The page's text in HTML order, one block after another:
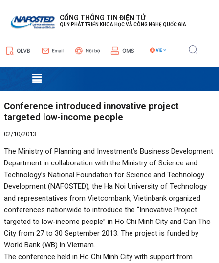
CỔNG THÔNG TIN ĐIỆN TỬ
QUỸ PHÁT TRIỂN KHOA HỌC VÀ CÔNG NGHỆ QUỐC GIA
Menu
Conference introduced innovative project
targeted low-income people
02/10/2013
The Ministry of Planning and Investment’s Business Development
Department in collaboration with the Ministry of Science and
Technology’s National Foundation for Science and Technology
Development (NAFOSTED), the Ha Noi University of Technology
and representatives from Vietcombank, Vietinbank organized
conferences nationwide to introduce the “Innovative Project
targeted to low-income people” in Ho Chi Minh City and Can Tho
City from 27 to 30 September 2013. The project is funded by
World Bank (WB) in Vietnam.
The conference held in Ho Chi Minh City with support from
hướng
bài